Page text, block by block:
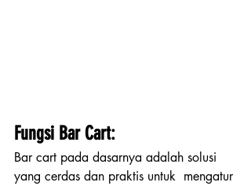
Fungsi Bar Cart:
Bar cart pada dasarnya adalah solusi
yang cerdas dan praktis untuk  mengatur